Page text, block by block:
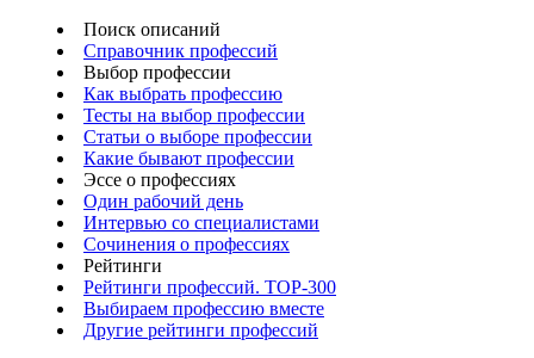
Поиск описаний
Справочник профессий
Выбор профессии
Как выбрать профессию
Тесты на выбор профессии
Статьи о выборе профессии
Какие бывают профессии
Эссе о профессиях
Один рабочий день
Интервью со специалистами
Сочинения о профессиях
Рейтинги
Рейтинги профессий. TOP-300
Выбираем профессию вместе
Другие рейтинги профессий